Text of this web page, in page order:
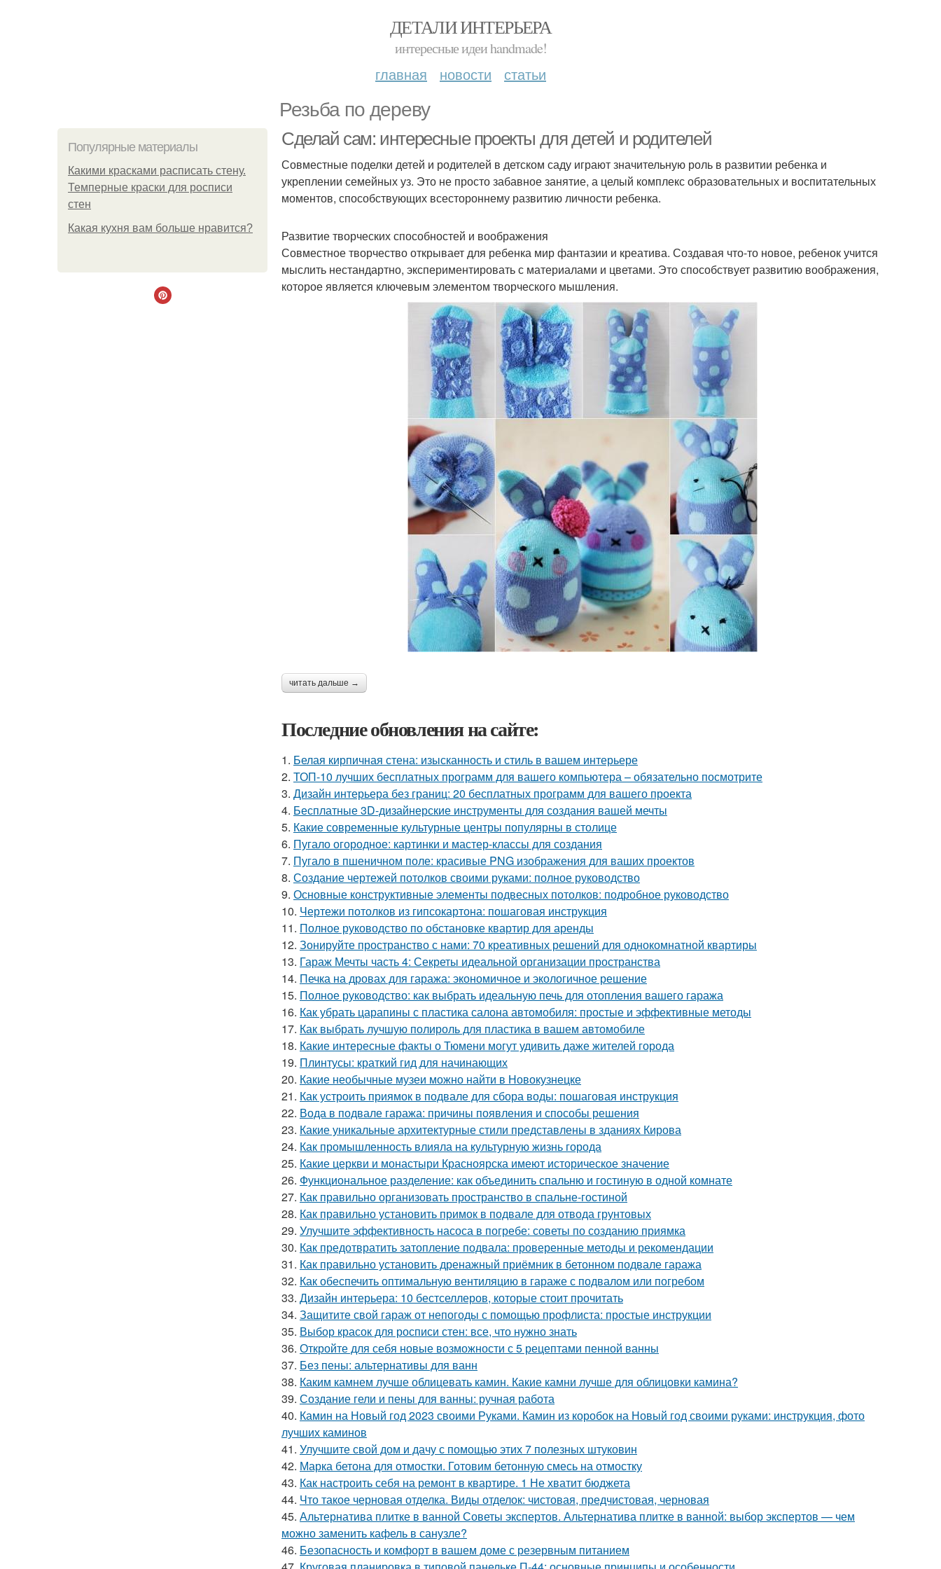
ДЕТАЛИ ИНТЕРЬЕРА
интересные идеи handmade!
главная новости статьи
Резьба по дереву
Популярные материалы
Какими красками расписать стену.
Темперные краски для росписи
стен
Какая кухня вам больше нравится?
Сделай сам: интересные проекты для детей и родителей
Совместные поделки детей и родителей в детском саду играют значительную роль в развитии ребенка и
укреплении семейных уз. Это не просто забавное занятие, а целый комплекс образовательных и воспитательных
моментов, способствующих всестороннему развитию личности ребенка.
Развитие творческих способностей и воображения
Совместное творчество открывает для ребенка мир фантазии и креатива. Создавая что-то новое, ребенок учится
мыслить нестандартно, экспериментировать с материалами и цветами. Это способствует развитию воображения,
которое является ключевым элементом творческого мышления.
читать дальше →
Последние обновления на сайте:
1. Белая кирпичная стена: изысканность и стиль в вашем интерьере
2. ТОП-10 лучших бесплатных программ для вашего компьютера – обязательно посмотрите
3. Дизайн интерьера без границ: 20 бесплатных программ для вашего проекта
4. Бесплатные 3D-дизайнерские инструменты для создания вашей мечты
5. Какие современные культурные центры популярны в столице
6. Пугало огородное: картинки и мастер-классы для создания
7. Пугало в пшеничном поле: красивые PNG изображения для ваших проектов
8. Создание чертежей потолков своими руками: полное руководство
9. Основные конструктивные элементы подвесных потолков: подробное руководство
10. Чертежи потолков из гипсокартона: пошаговая инструкция
11. Полное руководство по обстановке квартир для аренды
12. Зонируйте пространство с нами: 70 креативных решений для однокомнатной квартиры
13. Гараж Мечты часть 4: Секреты идеальной организации пространства
14. Печка на дровах для гаража: экономичное и экологичное решение
15. Полное руководство: как выбрать идеальную печь для отопления вашего гаража
16. Как убрать царапины с пластика салона автомобиля: простые и эффективные методы
17. Как выбрать лучшую полироль для пластика в вашем автомобиле
18. Какие интересные факты о Тюмени могут удивить даже жителей города
19. Плинтусы: краткий гид для начинающих
20. Какие необычные музеи можно найти в Новокузнецке
21. Как устроить приямок в подвале для сбора воды: пошаговая инструкция
22. Вода в подвале гаража: причины появления и способы решения
23. Какие уникальные архитектурные стили представлены в зданиях Кирова
24. Как промышленность влияла на культурную жизнь города
25. Какие церкви и монастыри Красноярска имеют историческое значение
26. Функциональное разделение: как объединить спальню и гостиную в одной комнате
27. Как правильно организовать пространство в спальне-гостиной
28. Как правильно установить примок в подвале для отвода грунтовых
29. Улучшите эффективность насоса в погребе: советы по созданию приямка
30. Как предотвратить затопление подвала: проверенные методы и рекомендации
31. Как правильно установить дренажный приёмник в бетонном подвале гаража
32. Как обеспечить оптимальную вентиляцию в гараже с подвалом или погребом
33. Дизайн интерьера: 10 бестселлеров, которые стоит прочитать
34. Защитите свой гараж от непогоды с помощью профлиста: простые инструкции
35. Выбор красок для росписи стен: все, что нужно знать
36. Откройте для себя новые возможности с 5 рецептами пенной ванны
37. Без пены: альтернативы для ванн
38. Каким камнем лучше облицевать камин. Какие камни лучше для облицовки камина?
39. Создание гели и пены для ванны: ручная работа
40. Камин на Новый год 2023 своими Руками. Камин из коробок на Новый год своими руками: инструкция, фото
лучших каминов
41. Улучшите свой дом и дачу с помощью этих 7 полезных штуковин
42. Марка бетона для отмостки. Готовим бетонную смесь на отмостку
43. Как настроить себя на ремонт в квартире. 1 Не хватит бюджета
44. Что такое черновая отделка. Виды отделок: чистовая, предчистовая, черновая
45. Альтернатива плитке в ванной Советы экспертов. Альтернатива плитке в ванной: выбор экспертов — чем
можно заменить кафель в санузле?
46. Безопасность и комфорт в вашем доме с резервным питанием